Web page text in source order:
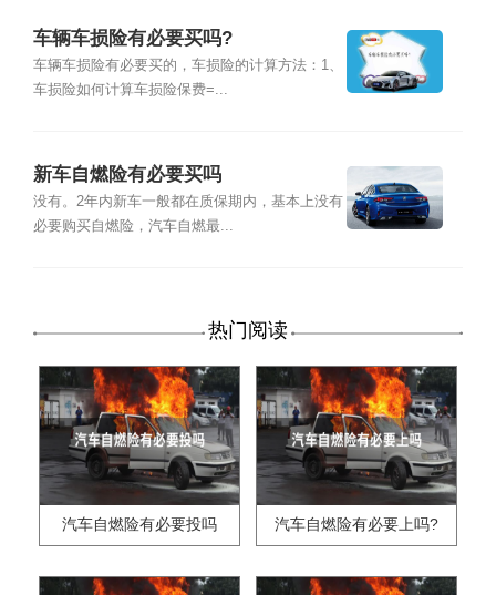
车辆车损险有必要买吗?
车辆车损险有必要买的，车损险的计算方法：1、
车损险如何计算车损险保费=...
新车自燃险有必要买吗
没有。2年内新车一般都在质保期内，基本上没有
必要购买自燃险，汽车自燃最...
热门阅读
汽车自燃险有必要投吗 汽车自燃险有必要上吗?